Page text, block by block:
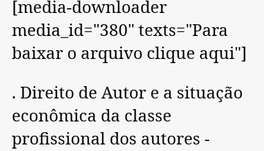
[media-downloader
media_id="380" texts="Para
baixar o arquivo clique aqui"]
. Direito de Autor e a situação
econômica da classe
profissional dos autores -